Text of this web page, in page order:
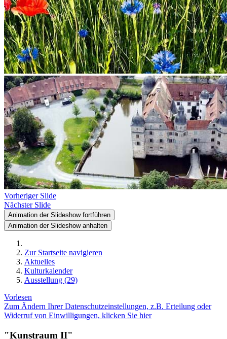
Vorheriger Slide
Nächster Slide
Animation der Slideshow fortführen
Animation der Slideshow anhalten
Zur Startseite navigieren
Aktuelles
Kulturkalender
Ausstellung (29)
Vorlesen
Zum Ändern Ihrer Datenschutzeinstellungen, z.B. Erteilung oder
Widerruf von Einwilligungen, klicken Sie hier
"Kunstraum II"